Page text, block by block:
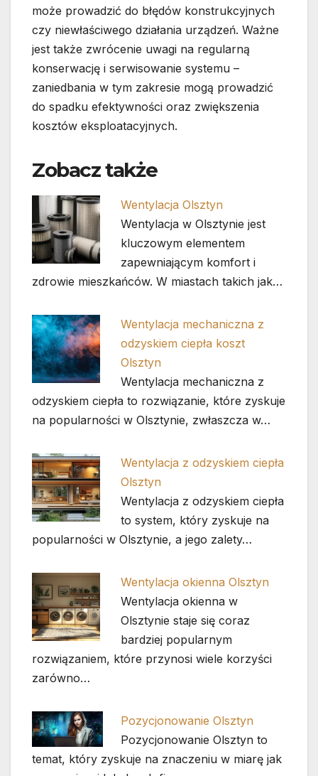
może prowadzić do błędów konstrukcyjnych
czy niewłaściwego działania urządzeń. Ważne
jest także zwrócenie uwagi na regularną
konserwację i serwisowanie systemu –
zaniedbania w tym zakresie mogą prowadzić
do spadku efektywności oraz zwiększenia
kosztów eksploatacyjnych.
Zobacz także
Wentylacja Olsztyn
Wentylacja w Olsztynie jest
kluczowym elementem
zapewniającym komfort i
zdrowie mieszkańców. W miastach takich jak…
Wentylacja mechaniczna z
odzyskiem ciepła koszt
Olsztyn
Wentylacja mechaniczna z
odzyskiem ciepła to rozwiązanie, które zyskuje
na popularności w Olsztynie, zwłaszcza w…
Wentylacja z odzyskiem ciepła
Olsztyn
Wentylacja z odzyskiem ciepła
to system, który zyskuje na
popularności w Olsztynie, a jego zalety…
Wentylacja okienna Olsztyn
Wentylacja okienna w
Olsztynie staje się coraz
bardziej popularnym
rozwiązaniem, które przynosi wiele korzyści
zarówno…
Pozycjonowanie Olsztyn
Pozycjonowanie Olsztyn to
temat, który zyskuje na znaczeniu w miarę jak